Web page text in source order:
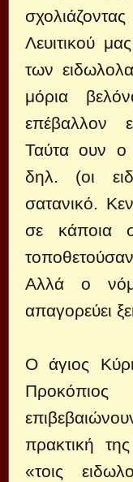
Λευιτικού
των
μόρια
επέβαλλον
Ταύτα ουν ο
δηλ. (οι
σατανικό.
σε κάποια
Αλλά ο
απαγορεύει
Ο άγιος
Προκόπιος
πρακτική της
«τοις